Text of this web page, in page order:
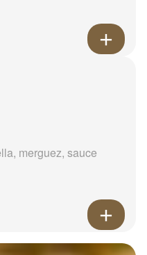
merguez, sauce